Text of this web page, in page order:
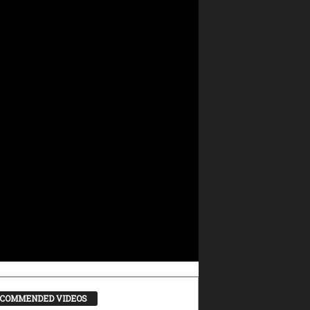
VIDEOS